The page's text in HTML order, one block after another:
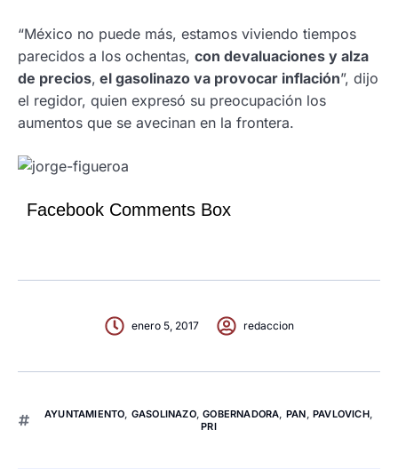
“México no puede más, estamos viviendo tiempos
parecidos a los ochentas, con devaluaciones y alza
de precios, el gasolinazo va provocar inflación”, dijo
el regidor, quien expresó su preocupación los
aumentos que se avecinan en la frontera.
Facebook Comments Box
enero 5, 2017 redaccion
AYUNTAMIENTO GASOLINAZO,GOBERNADORA PAN PAVLOVICH,
PRI